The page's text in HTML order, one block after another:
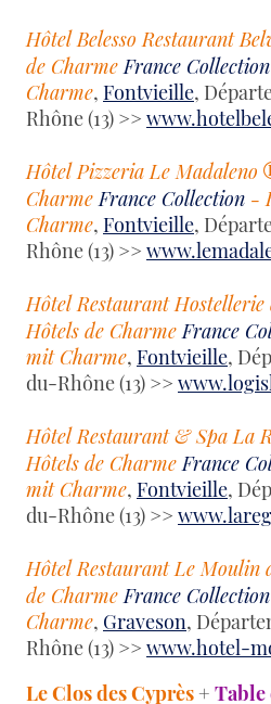
Hôtel Belesso Restaurant
de Charme France Collection
Charme, Fontvieille,
Rhône (13) >>
Hôtel Pizzeria Le Madaleno
Charme France Collection -
Charme, Fontvieille,
Rhône (13) >>
Hôtel Restaurant
Hôtels de Charme France
mit Charme, Fontvieille,
du-Rhône (13) >>
Hôtel Restaurant & Spa La
Hôtels de Charme France
mit Charme, Fontvieille,
du-Rhône (13) >>
Hôtel Restaurant Le Moulin
de Charme France Collection
Charme, Graveson,
Rhône (13) >> www.hotel-
Le Clos des Cyprès + Table